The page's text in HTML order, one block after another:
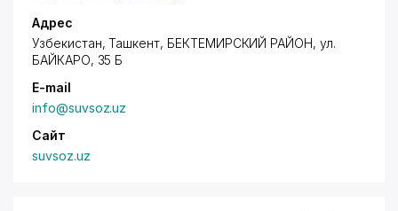
Адрес
Узбекистан, Ташкент, БЕКТЕМИРСКИЙ РАЙОН, ул.
БАЙКАРО, 35 Б
E-mail
info@suvsoz.uz
Сайт
suvsoz.uz